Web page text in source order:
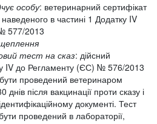
особу: ветеринарний сертифікат
наведеного в частині 1 Додатку IV
577/2013
тест на сказ: дійсний
IV до Регламенту (ЄС) № 576/2013
бути проведений ветеринаром
після вакцинації проти сказу і
документі. Тест
проведений в лабораторії,